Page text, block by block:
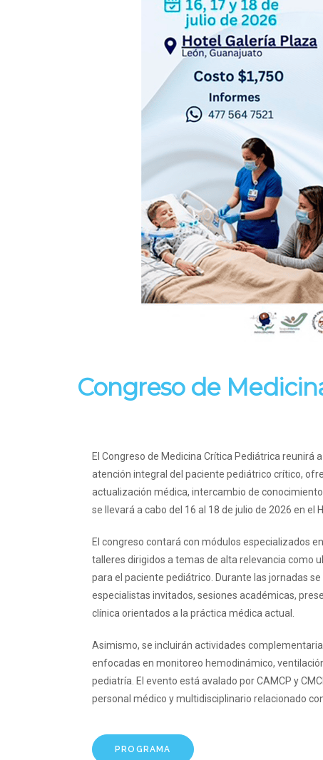
Congreso de
El Congreso de Medicina Crítica Pediátrica reunirá
atención integral del paciente pediátrico crítico,
actualización médica, intercambio de
se llevará a cabo del 16 al 18 de julio de 2026 en el
El congreso contará con módulos especializados
talleres dirigidos a temas de alta relevancia como
para el paciente pediátrico. Durante las jornadas
especialistas invitados, sesiones académicas,
clínica orientados a la práctica médica actual.
Asimismo, se incluirán actividades
enfocadas en monitoreo hemodinámico,
pediatría. El evento está avalado por CAMCP y
personal médico y multidisciplinario relacionado
PROGRAMA